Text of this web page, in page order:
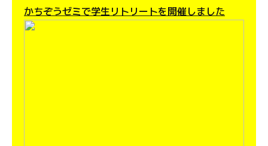
かちぞうゼミで学生リトリートを開催しました